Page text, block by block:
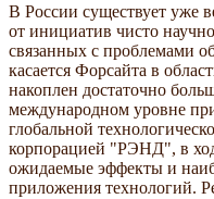
В России существует уже
от инициатив чисто
связанных с проблемами
касается Форсайта в
накоплен достаточно
международном уровне
глобальной
корпорацией "РЭНД", в
ожидаемые эффекты и
приложения технологий.